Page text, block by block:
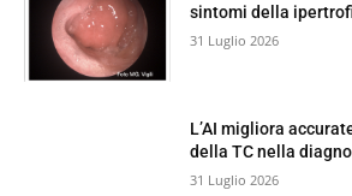
sintomi della
31 Luglio 2026
L’AI migliora
della TC nella
31 Luglio 2026